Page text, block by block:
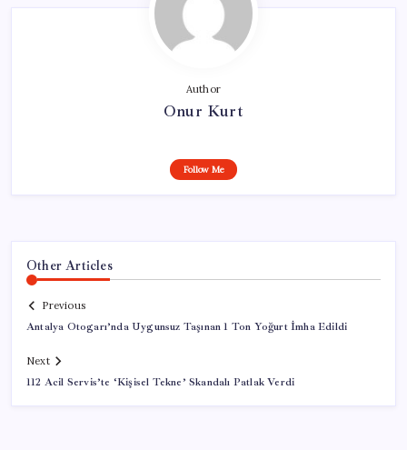
Author
Onur Kurt
Follow Me
Other Articles
Previous
Antalya Otogarı’nda Uygunsuz Taşınan 1 Ton Yoğurt İmha Edildi
Next
112 Acil Servis’te ‘Kişisel Tekne’ Skandalı Patlak Verdi